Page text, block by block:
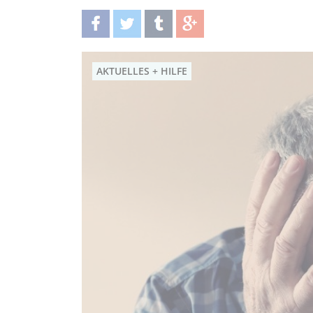
teilentwittern teilen teilen
AKTUELLES + HILFE